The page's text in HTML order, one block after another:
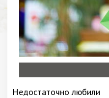
Недостаточно любили